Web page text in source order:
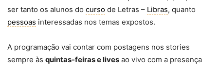
ser tanto os alunos do curso de Letras – Libras, quanto
pessoas interessadas nos temas expostos.
A programação vai contar com postagens nos stories
sempre às quintas-feiras e lives ao vivo com a presença